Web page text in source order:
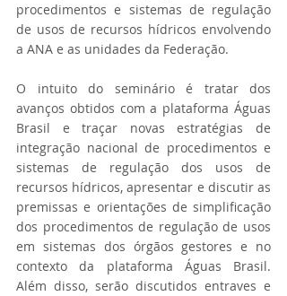
procedimentos e sistemas de regulação
de usos de recursos hídricos envolvendo
a ANA e as unidades da Federação.
O intuito do seminário é tratar dos
avanços obtidos com a plataforma Águas
Brasil e traçar novas estratégias de
integração nacional de procedimentos e
sistemas de regulação dos usos de
recursos hídricos, apresentar e discutir as
premissas e orientações de simplificação
dos procedimentos de regulação de usos
em sistemas dos órgãos gestores e no
contexto da plataforma Águas Brasil.
Além disso, serão discutidos entraves e